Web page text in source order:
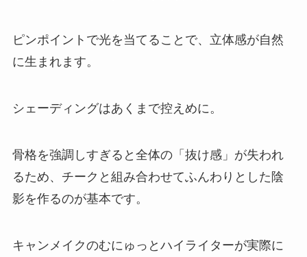
ピンポイントで光を当てることで、立体感が自然
に生まれます。
シェーディングはあくまで控えめに。
骨格を強調しすぎると全体の「抜け感」が失われ
るため、チークと組み合わせてふんわりとした陰
影を作るのが基本です。
キャンメイクのむにゅっとハイライターが実際に